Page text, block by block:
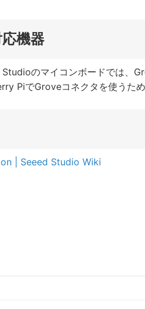
機器
のマイコンボードでは、
PiでGroveコネクタを使うため
| Seeed Studio Wiki